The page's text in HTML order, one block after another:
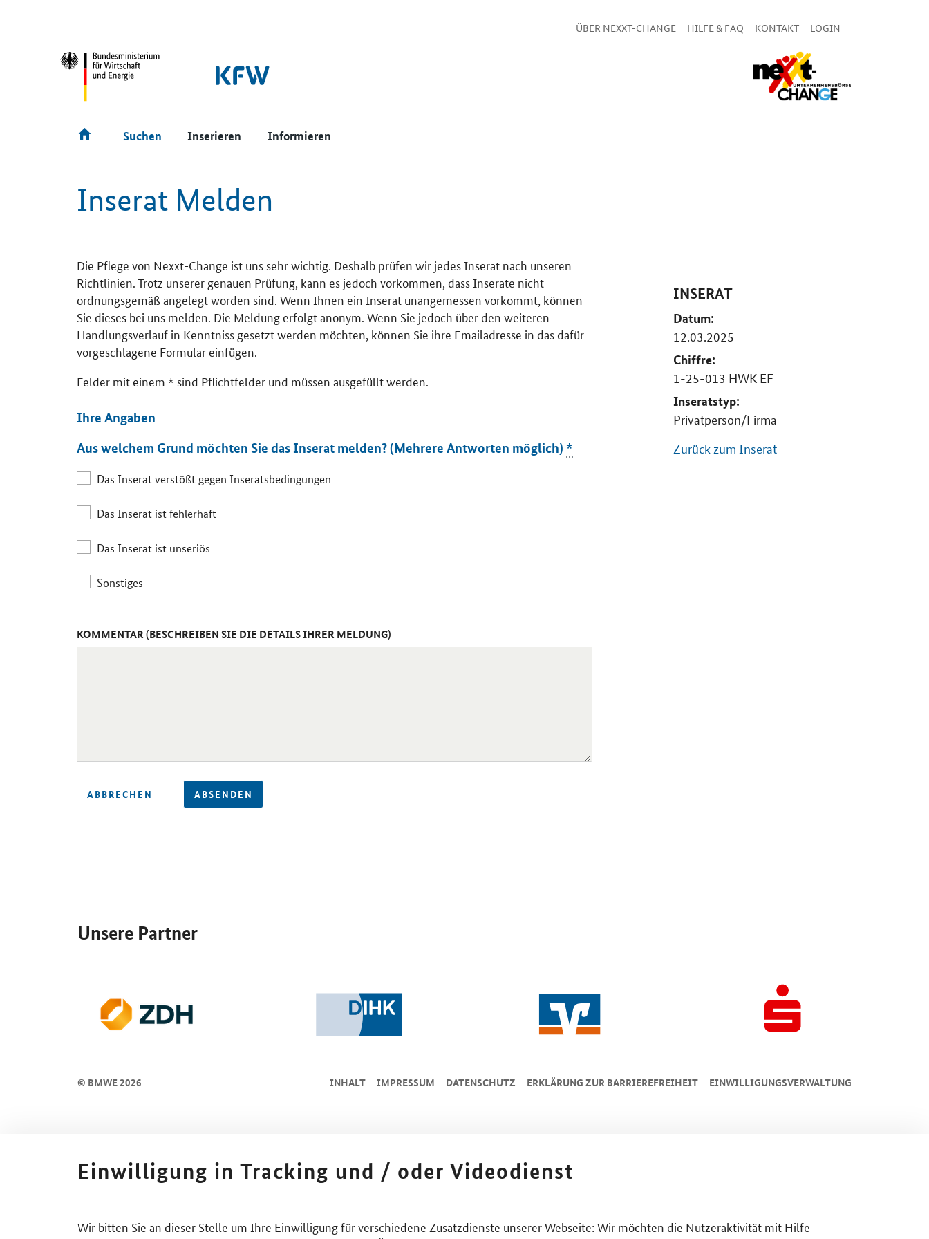
ÜBER NEXXT-CHANGE HILFE & FAQ KONTAKT LOGIN
Suchen Inserieren Informieren
Inserat Melden
Die Pflege von Nexxt-Change ist uns sehr wichtig. Deshalb prüfen wir jedes Inserat nach unseren
Richtlinien. Trotz unserer genauen Prüfung, kann es jedoch vorkommen, dass Inserate nicht
ordnungsgemäß angelegt worden sind. Wenn Ihnen ein Inserat unangemessen vorkommt, können
Sie dieses bei uns melden. Die Meldung erfolgt anonym. Wenn Sie jedoch über den weiteren
Handlungsverlauf in Kenntniss gesetzt werden möchten, können Sie ihre Emailadresse in das dafür
vorgeschlagene Formular einfügen.
Felder mit einem * sind Pflichtfelder und müssen ausgefüllt werden.
Ihre Angaben
Aus welchem Grund möchten Sie das Inserat melden? (Mehrere Antworten möglich) *
Das Inserat verstößt gegen Inseratsbedingungen
Das Inserat ist fehlerhaft
Das Inserat ist unseriös
Sonstiges
KOMMENTAR (BESCHREIBEN SIE DIE DETAILS IHRER MELDUNG)
ABBRECHEN ABSENDEN
INSERAT
Datum:
12.03.2025
Chiffre:
1-25-013 HWK EF
Inseratstyp:
Privatperson/Firma
Zurück zum Inserat
Unsere Partner
© BMWE 2026 INHALT IMPRESSUM DA­TEN­SCHUTZ ERKLÄRUNG ZUR BARRIEREFREIHEIT EINWILLIGUNGSVERWALTUNG
Einwilligung in Tracking und / oder Videodienst
Wir bitten Sie an dieser Stelle um Ihre Einwilligung für verschiedene Zusatzdienste unserer Webseite: Wir möchten die Nutzeraktivität mit Hilfe